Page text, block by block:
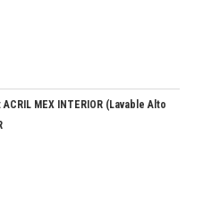
ACRIL MEX INTERIOR (Lavable Alto